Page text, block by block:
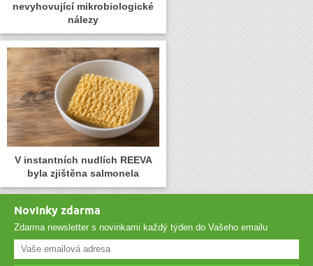
nevyhovující mikrobiologické
nálezy
V instantních nudlích REEVA
byla zjištěna salmonela
Novinky zdarma
Zdarma newsletter s novinkami každý týden do Vašeho emailu